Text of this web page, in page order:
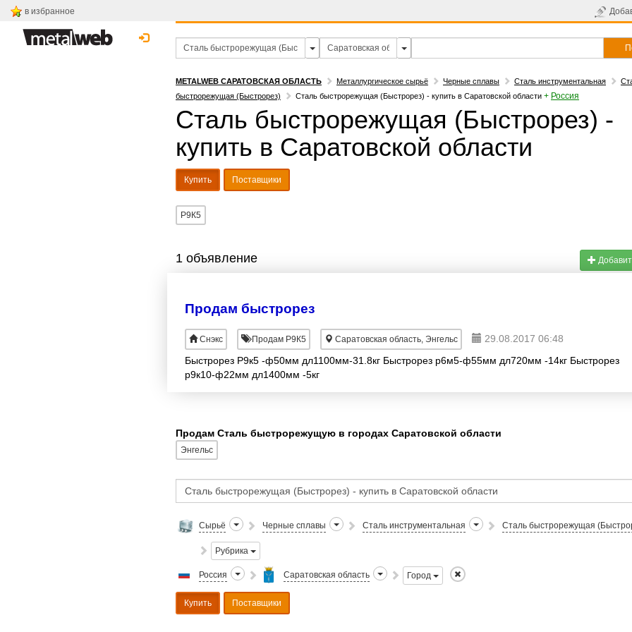
в избранное
METALWEB САРАТОВСКАЯ ОБЛАСТЬ Металлургическое сырьё Черные сплавы Сталь инструментальная
быстрорежущая (Быстрорез)
Сталь быстрорежущая (Быстрорез) - купить в Саратовской области + Россия
Сталь быстрорежущая (Быстрорез) -
купить в Саратовской области
Купить Поставщики
Р9К5
1 объявление
Продам быстрорез
Снэкс Продам Р9К5 Саратовская область, Энгельс
29.08.2017 06:48
Быстрорез Р9к5 -ф50мм дл1100мм-31.8кг Быстрорез р6м5-ф55мм дл720мм -14кг Быстрорез
р9к10-ф22мм дл1400мм -5кг
Продам Сталь быстрорежущую в городах Саратовской области
Энгельс
Сырьё Черные сплавы Сталь инструментальная Сталь быстрорежущая
Рубрика
Россия Саратовская область Город
Купить Поставщики